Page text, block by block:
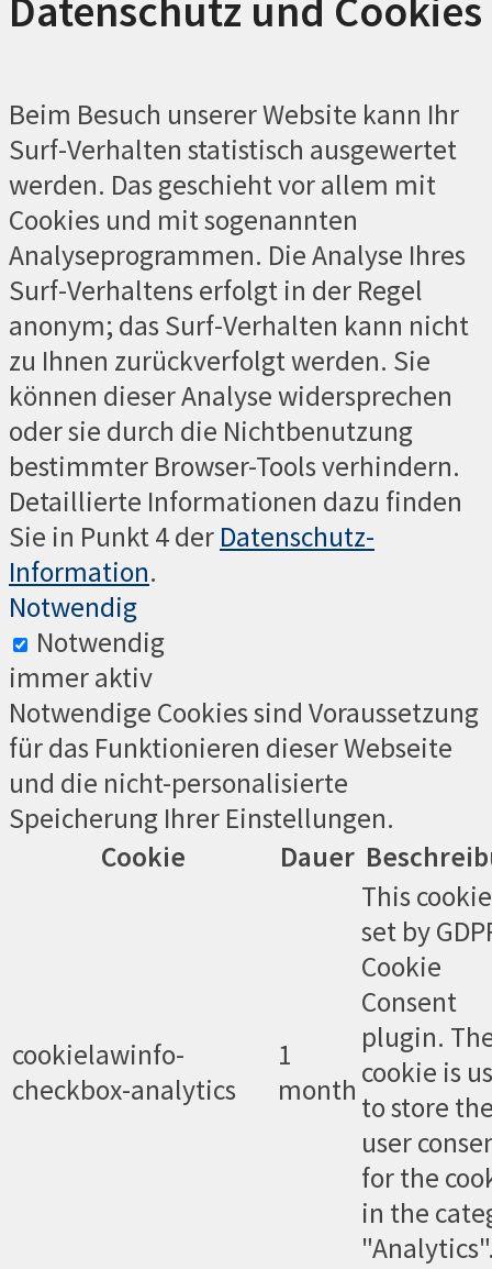
Datenschutz und Cookies
Beim Besuch unserer Website kann Ihr
Surf-Verhalten statistisch ausgewertet
werden. Das geschieht vor allem mit
Cookies und mit sogenannten
Analyseprogrammen. Die Analyse Ihres
Surf-Verhaltens erfolgt in der Regel
anonym; das Surf-Verhalten kann nicht
zu Ihnen zurückverfolgt werden. Sie
können dieser Analyse widersprechen
oder sie durch die Nichtbenutzung
bestimmter Browser-Tools verhindern.
Detaillierte Informationen dazu finden
Sie in Punkt 4 der Datenschutz-
Information.
Notwendig
Notwendig
immer aktiv
Notwendige Cookies sind Voraussetzung
für das Funktionieren dieser Webseite
und die nicht-personalisierte
Speicherung Ihrer Einstellungen.
Cookie
Dauer
cookielawinfo-
checkbox-analytics
1
month
This
set by
Cookie
Consent
plugin.
cookie is
to store
user
for the
in the